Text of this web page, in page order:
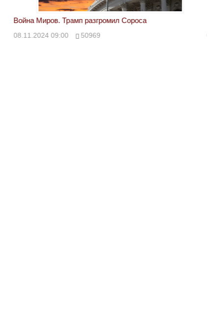
Война Миров. Трамп разгромил Сороса
08.11.2024 09:00 50969